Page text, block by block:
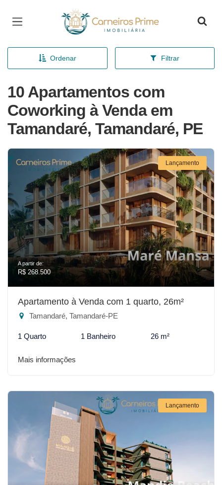
Página inicial
Ordenar Filtrar
10 Apartamentos com
Coworking à Venda em
Tamandaré, Tamandaré, PE
Lançamento
A partir de:
R$ 268.500
Apartamento à Venda com 1 quarto, 26m²
Tamandaré, Tamandaré-PE
1 Quarto 1 Banheiro 26 m²
Mais informações
Lançamento